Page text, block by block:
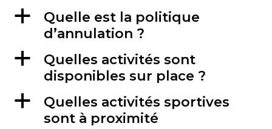
a
Quelle est la politique
d’annulation ?
a
Quelles activités sont
disponibles sur place ?
a
Quelles activités sportives
sont à proximité